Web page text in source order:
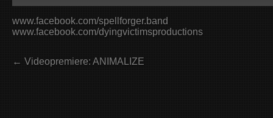
www.facebook.com/spellforger.band
www.facebook.com/dyingvictimsproductions
← Videopremiere: ANIMALIZE